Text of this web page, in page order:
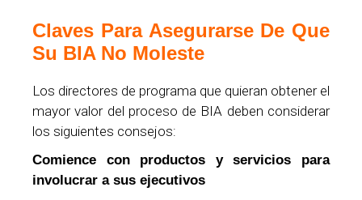
Claves Para Asegurarse De Que
Su BIA No Moleste
Los directores de programa que quieran obtener el
mayor valor del proceso de BIA deben considerar
los siguientes consejos:
Comience con productos y servicios para
involucrar a sus ejecutivos